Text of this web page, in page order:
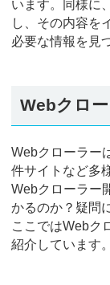
います。同様に
し、その内容を
必要な情報を見
Webクロ
Webクローラー
件サイトなど多
Webクローラー
かるのか？疑問
ここではWebク
紹介しています。